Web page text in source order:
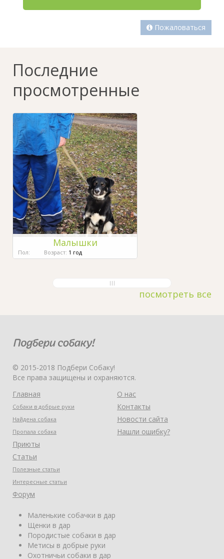
Пожаловаться
Последние
просмотренные
Малышки
Пол: Возраст: 1 год
посмотреть все
© 2015-2018 Подбери Собаку!
Все права защищены и охраняются.
Главная
Собаки в добрые руки
Найдена собака
Пропала собака
Приюты
Статьи
Полезные статьи
Интересные статьи
Форум
О нас
Контакты
Новости сайта
Нашли ошибку?
Маленькие собачки в дар
Щенки в дар
Породистые собаки в дар
Метисы в добрые руки
Охотничьи собаки в дар